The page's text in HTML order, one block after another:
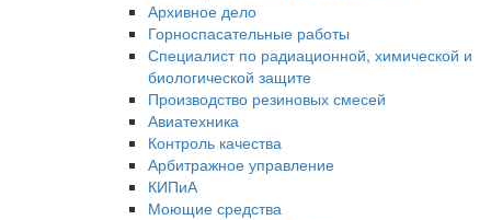
Архивное дело
Горноспасательные работы
Специалист по радиационной, химической и
биологической защите
Производство резиновых смесей
Авиатехника
Контроль качества
Арбитражное управление
КИПиА
Моющие средства